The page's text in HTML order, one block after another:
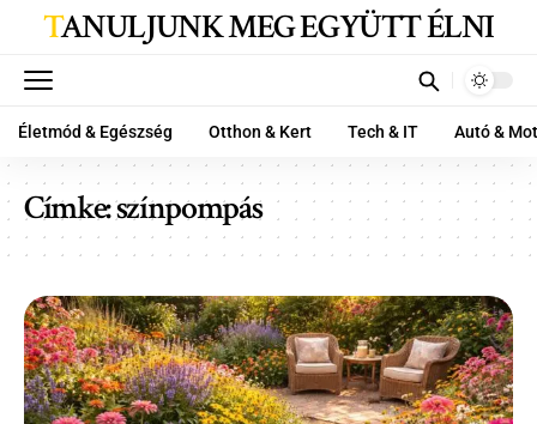
TANULJUNK MEG EGYÜTT ÉLNI
Életmód & Egészség Otthon & Kert Tech & IT Autó &
Címke:színpompás